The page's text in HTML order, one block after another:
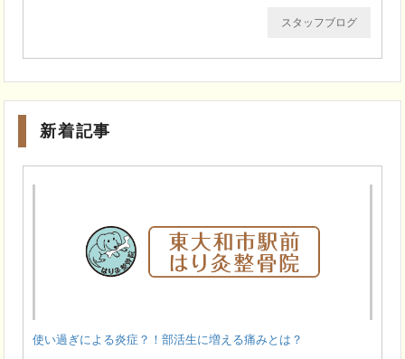
スタッフブログ
新着記事
使い過ぎによる炎症？！部活生に増える痛みとは？